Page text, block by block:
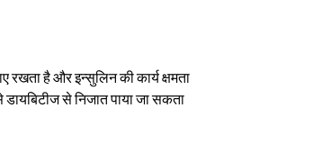
है और इन्सुलिन की कार्य क्षमता
से निजात पाया जा सकता